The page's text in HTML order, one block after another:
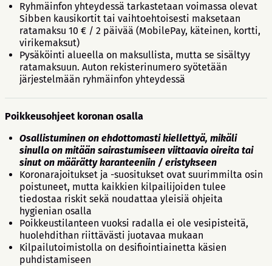
Ryhmäinfon yhteydessä tarkastetaan voimassa olevat
Sibben kausikortit tai vaihtoehtoisesti maksetaan
ratamaksu 10 € / 2 päivää (MobilePay, käteinen, kortti,
virikemaksut)
Pysäköinti alueella on maksullista, mutta se sisältyy
ratamaksuun. Auton rekisterinumero syötetään
järjestelmään ryhmäinfon yhteydessä
Poikkeusohjeet koronan osalla
Osallistuminen on ehdottomasti kiellettyä, mikäli
sinulla on mitään sairastumiseen viittaavia oireita tai
sinut on määrätty karanteeniin / eristykseen
Koronarajoitukset ja -suositukset ovat suurimmilta osin
poistuneet, mutta kaikkien kilpailijoiden tulee
tiedostaa riskit sekä noudattaa yleisiä ohjeita
hygienian osalla
Poikkeustilanteen vuoksi radalla ei ole vesipisteitä,
huolehdithan riittävästi juotavaa mukaan
Kilpailutoimistolla on desifiointiainetta käsien
puhdistamiseen